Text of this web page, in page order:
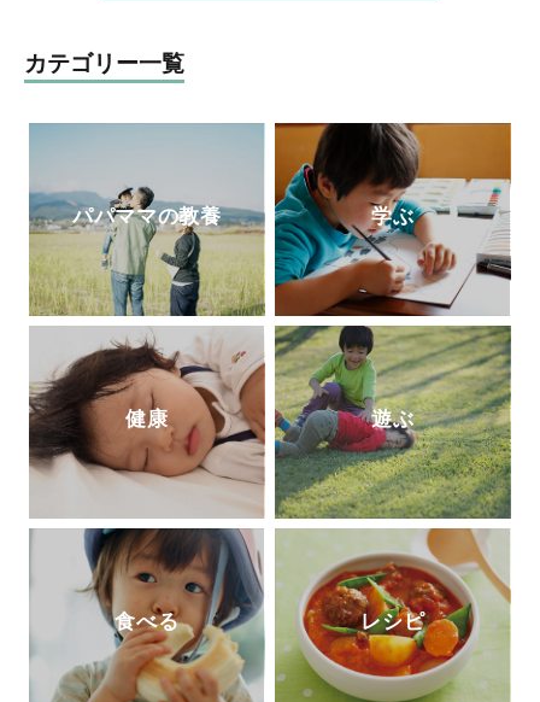
クール』『東大松丸式
トキ探偵団』
ナゾときタイム』(NHK出版)、など多数の
謎解き本を手がける。
カテゴリー一覧
パパママの教養 学ぶ
健康 遊ぶ
食べる レシピ